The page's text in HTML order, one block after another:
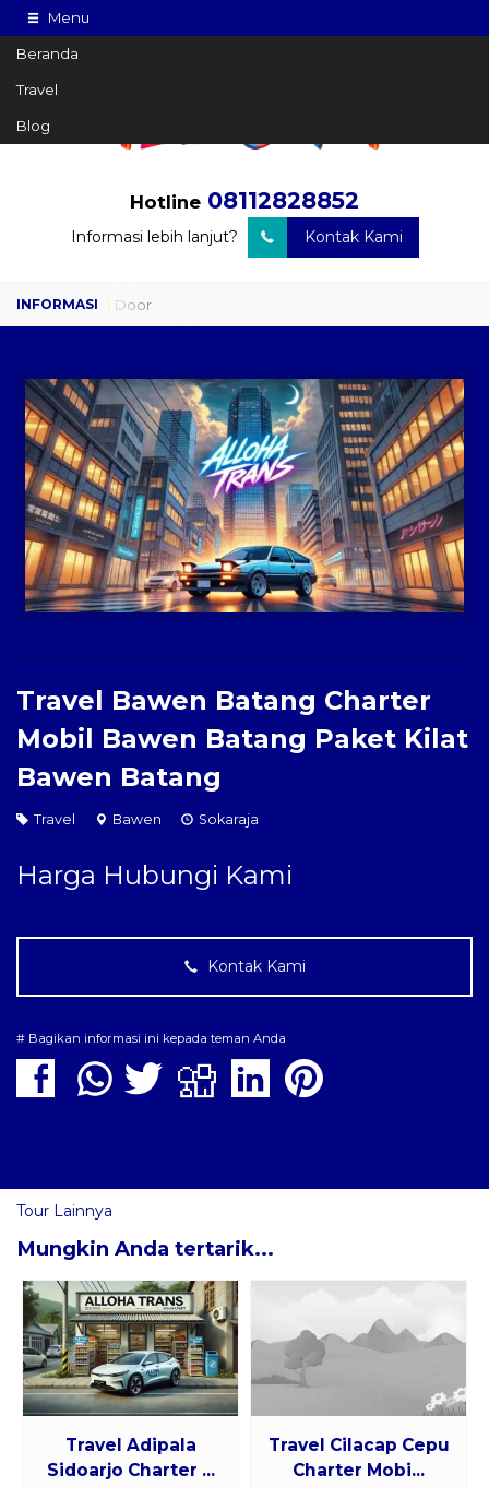
Menu
Beranda
Travel
Blog
Hotline 08112828852
Informasi lebih lanjut? Kontak Kami
Travel Door to Door
Sewa Hiace
Sewa Mobil Plus Driver
Wisata
Paket Kilat
Pengiriman Barang
Travel Bawen Batang Charter
Mobil Bawen Batang Paket Kilat
Bawen Batang
Travel Bawen Sokaraja
Harga Hubungi Kami
Kontak Kami
# Bagikan informasi ini kepada teman Anda
Tour Lainnya
Mungkin Anda tertarik...
Travel Adipala
Sidoarjo Charter ...
Travel Cilacap Cepu
Charter Mobi...